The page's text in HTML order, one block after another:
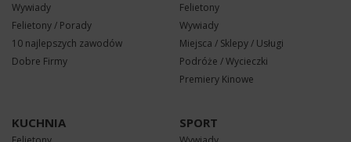
Wywiady
Felietony / Porady
10 najlepszych zawodów
Dobre Firmy
Felietony
Wywiady
Miejsca / Sklepy / Usługi
Podróże / Wycieczki
Premiery Kinowe
KUCHNIA SPORT